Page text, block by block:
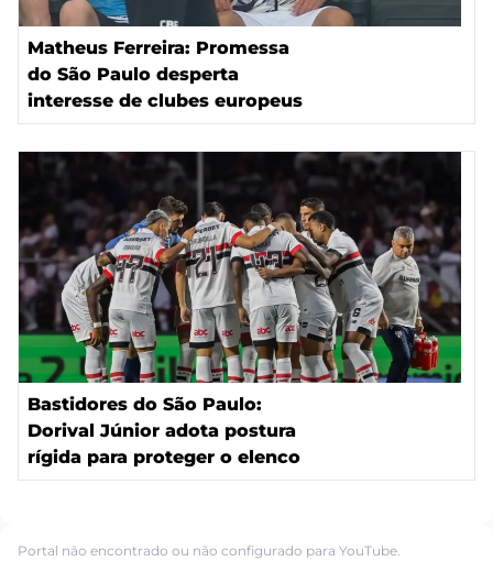
Matheus Ferreira: Promessa
do São Paulo desperta
interesse de clubes europeus
Bastidores do São Paulo:
Dorival Júnior adota postura
rígida para proteger o elenco
Portal não encontrado ou não configurado para YouTube.